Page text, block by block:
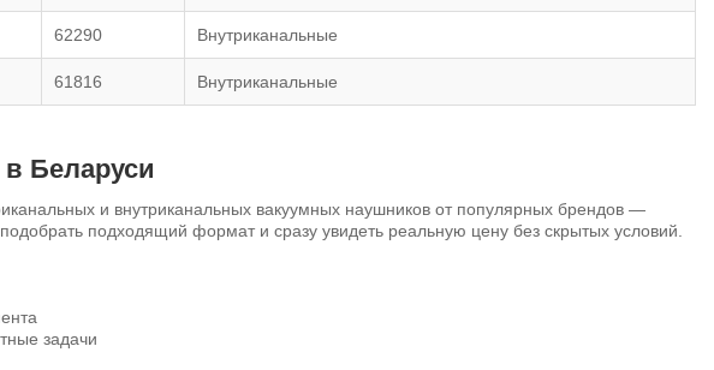
62290 Внутриканальные
61816
Внутриканальные
Беларуси
и внутриканальных вакуумных наушников от популярных брендов —
подходящий формат и сразу увидеть реальную цену без скрытых условий.
задачи